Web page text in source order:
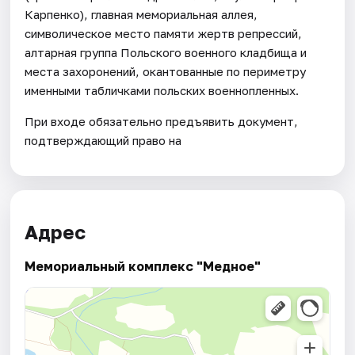
Карпенко), главная мемориальная аллея,
символическое место памяти жертв репрессий,
алтарная группа Польского военного кладбища и
места захоронений, окантованные по периметру
именными табличками польских военнопленных.
При входе обязательно предъявить документ,
подтверждающий право на
Адрес
Мемориальный комплекс "Медное"